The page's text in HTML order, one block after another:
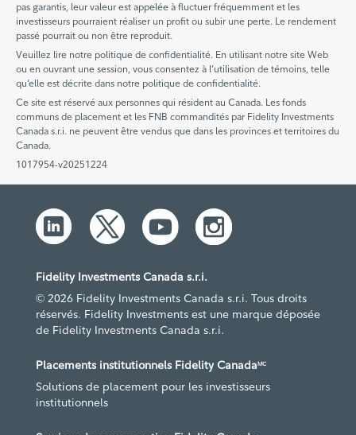
pas garantis, leur valeur est appelée à fluctuer fréquemment et les
investisseurs pourraient réaliser un profit ou subir une perte. Le rendement
passé pourrait ou non être reproduit.
Veuillez lire notre politique de confidentialité. En utilisant notre site Web
ou en ouvrant une session, vous consentez à l’utilisation de témoins, telle
qu’elle est décrite dans notre politique de confidentialité.
Ce site est réservé aux personnes qui résident au Canada. Les fonds
communs de placement et les FNB commandités par Fidelity Investments
Canada s.r.i. ne peuvent être vendus que dans les provinces et territoires du
Canada.
1017954-v20251224
Fidelity Investments Canada s.r.i.
© 2026 Fidelity Investments Canada s.r.i. Tous droits
réservés. Fidelity Investments est une marque déposée
de Fidelity Investments Canada s.r.i.
Placements institutionnels Fidelity CanadaMC
Solutions de placement pour les investisseurs
institutionnels